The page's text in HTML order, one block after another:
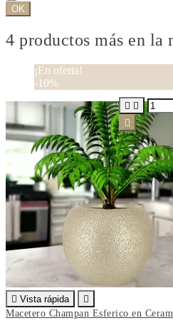
OK
4 productos más en la
¡En oferta!
-10%
 Vista rápida

Macetero Champan Esferico en
 
